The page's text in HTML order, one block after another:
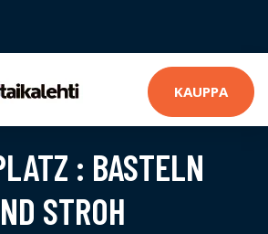
KAUPPA
: BASTELN
STROH